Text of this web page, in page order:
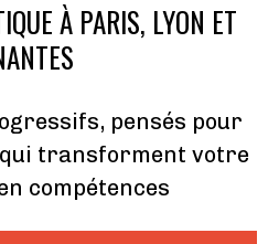
À PARIS, LYON ET
pensés pour
transforment votre
compétences